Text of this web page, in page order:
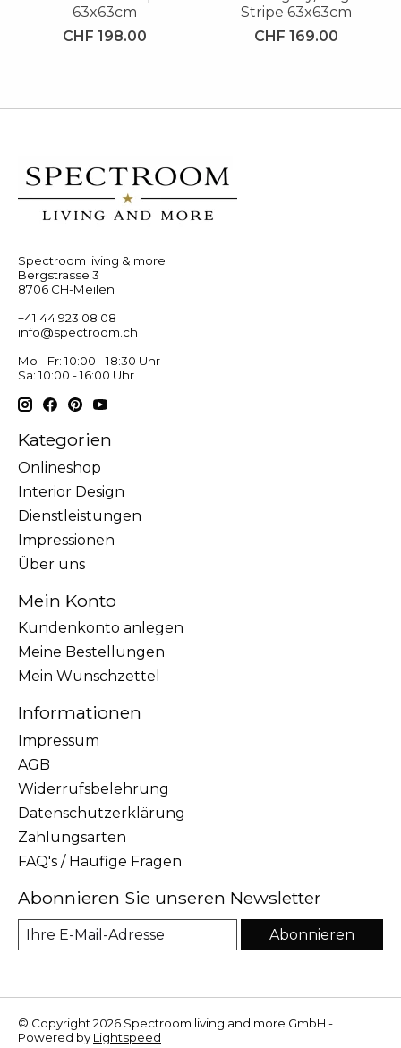
63x63cm
CHF 198.00
Stripe 63x63cm
CHF 169.00
Spectroom living & more
Bergstrasse 3
8706 CH-Meilen
+41 44 923 08 08
info@spectroom.ch
Mo - Fr: 10:00 - 18:30 Uhr
Sa: 10:00 - 16:00 Uhr
Kategorien
Onlineshop
Interior Design
Dienstleistungen
Impressionen
Über uns
Mein Konto
Kundenkonto anlegen
Meine Bestellungen
Mein Wunschzettel
Informationen
Impressum
AGB
Widerrufsbelehrung
Datenschutzerklärung
Zahlungsarten
FAQ's / Häufige Fragen
Abonnieren Sie unseren Newsletter
Abonnieren
© Copyright 2026 Spectroom living and more GmbH -
Powered by Lightspeed